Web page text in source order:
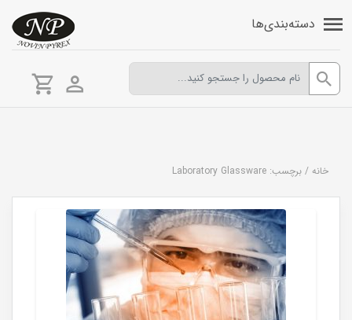
دسته‌بندی‌ها
خانه / برچسب: Laboratory Glassware